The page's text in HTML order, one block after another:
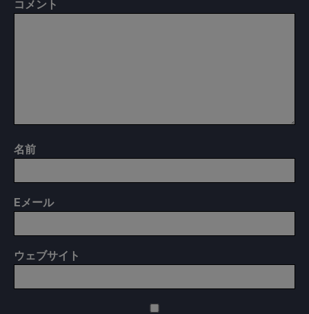
コメント
名前
E メール
ウェブサイト